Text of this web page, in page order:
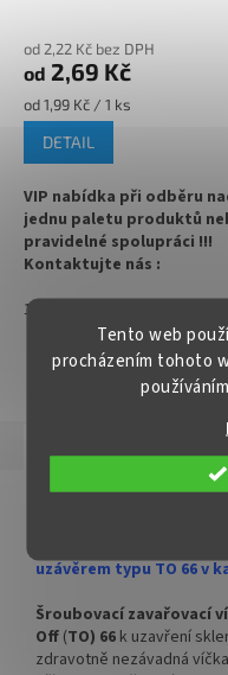
Tento web
procházením tohoto
✅ Paletu za výhodnější cenu
objednejte ZDE
od 2,22 Kč bez DPH
od 2,69 Kč
Měrná
cena:
od 1,99 Kč / 1 ks
DETAIL
VIP nabídka při odběru
jednu paletu produktů
pravidelné spolupráci !!!
Kontaktujte nás :
Víčko na sklenici s
typu Twist Off 66
✅ Šroubovací víčko pro
✅ Různé varianty víček TO 66
objednejteZDE
celý karton
✅ Víčka skladem a ihned k
odeslání!
1
ZOBRAZIT
uzávěrem typu TO 66 v
Šroubovací zavařovací
Off (TO) 66 k uzavření
zdravotně nezávadná